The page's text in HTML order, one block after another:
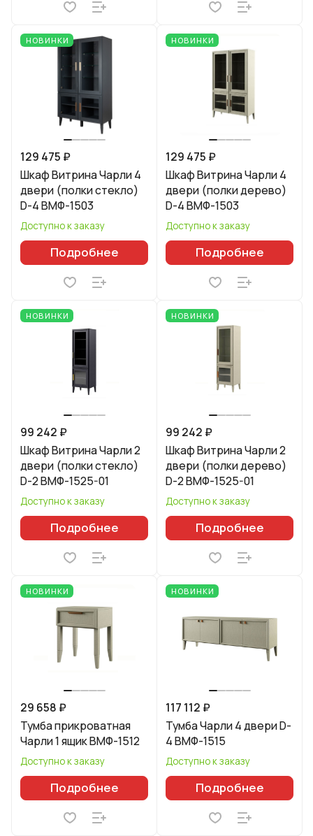
НОВИНКИ
129 475 ₽
Шкаф Витрина Чарли 4
двери (полки стекло)
D-4 ВМФ-1503
Доступно к заказу
Подробнее
НОВИНКИ
129 475 ₽
Шкаф Витрина Чарли 4
двери (полки дерево)
D-4 ВМФ-1503
Доступно к заказу
Подробнее
НОВИНКИ
99 242 ₽
Шкаф Витрина Чарли 2
двери (полки стекло)
D-2 ВМФ-1525-01
Доступно к заказу
Подробнее
НОВИНКИ
99 242 ₽
Шкаф Витрина Чарли 2
двери (полки дерево)
D-2 ВМФ-1525-01
Доступно к заказу
Подробнее
НОВИНКИ
29 658 ₽
Тумба прикроватная
Чарли 1 ящик ВМФ-1512
Доступно к заказу
Подробнее
НОВИНКИ
117 112 ₽
Тумба Чарли 4 двери D-
4 ВМФ-1515
Доступно к заказу
Подробнее